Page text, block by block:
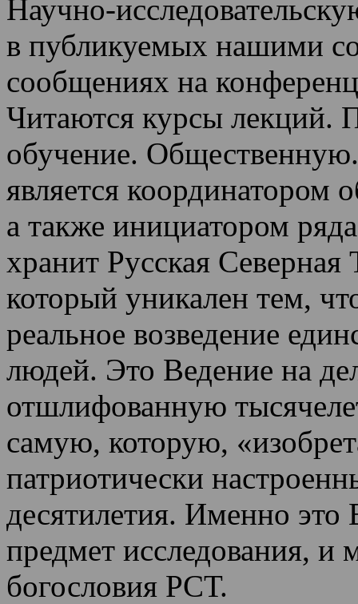
Научно-
в публикуемых нашими
сообщениях на
Читаются курсы лекций.
обучение.
является
а также инициатором
хранит Русская
который уникален тем,
реальное возведение
людей. Это Ведение на
отшлифованную
самую, которую,
патриотически
десятилетия. Именно это
предмет исследования, и
богословия РСТ.